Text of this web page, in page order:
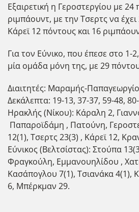
Εξαιρετική η Γεροστεργίου με 24
ριμπάουντ, με την Τσερτς να
Κάρεϊ 12 πόντους και 16
Για τον Εύνικο, που έπεσε στο
μία ομάδα μόνη της, με 29
Διαιτητές: Μαραμής-
Δεκάλεπτα: 19-13, 37-37, 59-48,
Ηρακλής (Νίκου): Κάραλη 2,
Παπαροϊδάμη , Πατούνη,
12(1), Τσερτς 23(3) , Κάρεϊ 12,
Εύνικος (Βελτσίστας): Στούπα
Φραγκούλη, Εμμανουηλίδου ,
Κασάπογλου 7(1), Τσιανάκα 4(1),
6, Μπέρκμαν 29.